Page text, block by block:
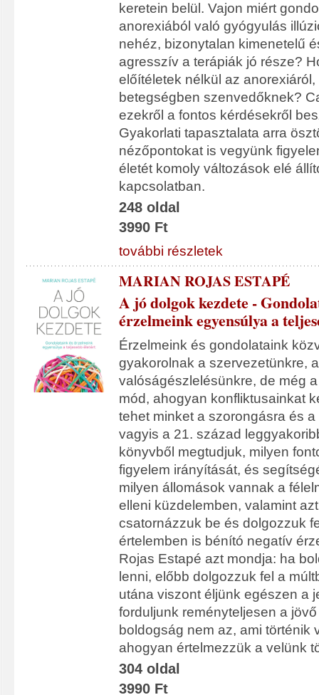
keretein belül. Vajon miért
anorexiából való gyógyulás
nehéz, bizonytalan kimenetelű
agresszív a terápiák jó része?
előítéletek nélkül az
betegségben szenvedőknek?
ezekről a fontos kérdésekről
Gyakorlati tapasztalata arra
nézőpontokat is vegyünk
életét komoly változások elé
kapcsolatban.
248 oldal
3990 Ft
további részletek
MARIAN ROJAS ESTAPÉ
A jó dolgok kezdete -
érzelmeink egyensúlya a
Érzelmeink és gondolataink
gyakorolnak a szervezetünkre, a
valóságészlelésünkre, de még
mód, ahogyan konfliktusainkat
tehet minket a szorongásra és
vagyis a 21. század
könyvből megtudjuk, milyen
figyelem irányítását, és
milyen állomások vannak a
elleni küzdelemben, valamint
csatornázzuk be és dolgozzuk
értelemben is bénító negatív
Rojas Estapé azt mondja: ha
lenni, előbb dolgozzuk fel a
utána viszont éljünk egészen a
forduljunk reményteljesen a
boldogság nem az, ami történik
ahogyan értelmezzük a velünk
304 oldal
3990 Ft